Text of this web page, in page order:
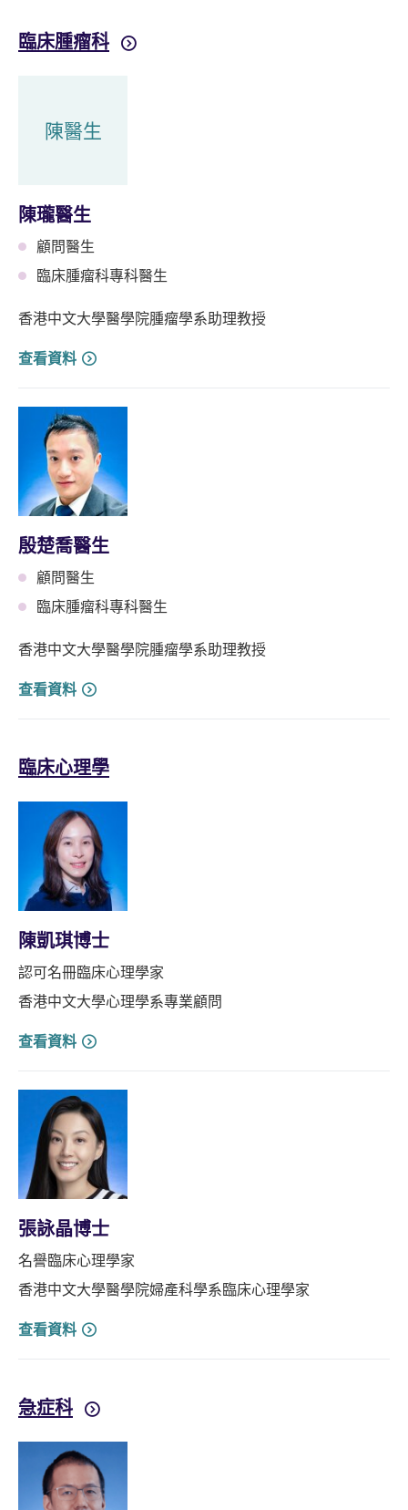
臨床腫瘤科
陳醫生
陳瓏醫生
顧問醫生
臨床腫瘤科專科醫生
香港中文大學醫學院腫瘤學系助理教授
查看資料
殷楚喬醫生
顧問醫生
臨床腫瘤科專科醫生
香港中文大學醫學院腫瘤學系助理教授
查看資料
臨床心理學
陳凱琪博士
認可名冊臨床心理學家
香港中文大學心理學系專業顧問
查看資料
張詠晶博士
名譽臨床心理學家
香港中文大學醫學院婦產科學系臨床心理學家
查看資料
急症科